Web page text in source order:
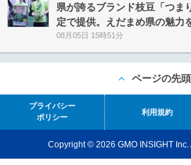
県が誇るブランド枝豆「つま
定で提供。えだまめ県の魅力
08月05日 15時51分
ページの先
プライバシー
ポリシー
利用規約
Copyright © 2026 GMO INSIGHT Inc.